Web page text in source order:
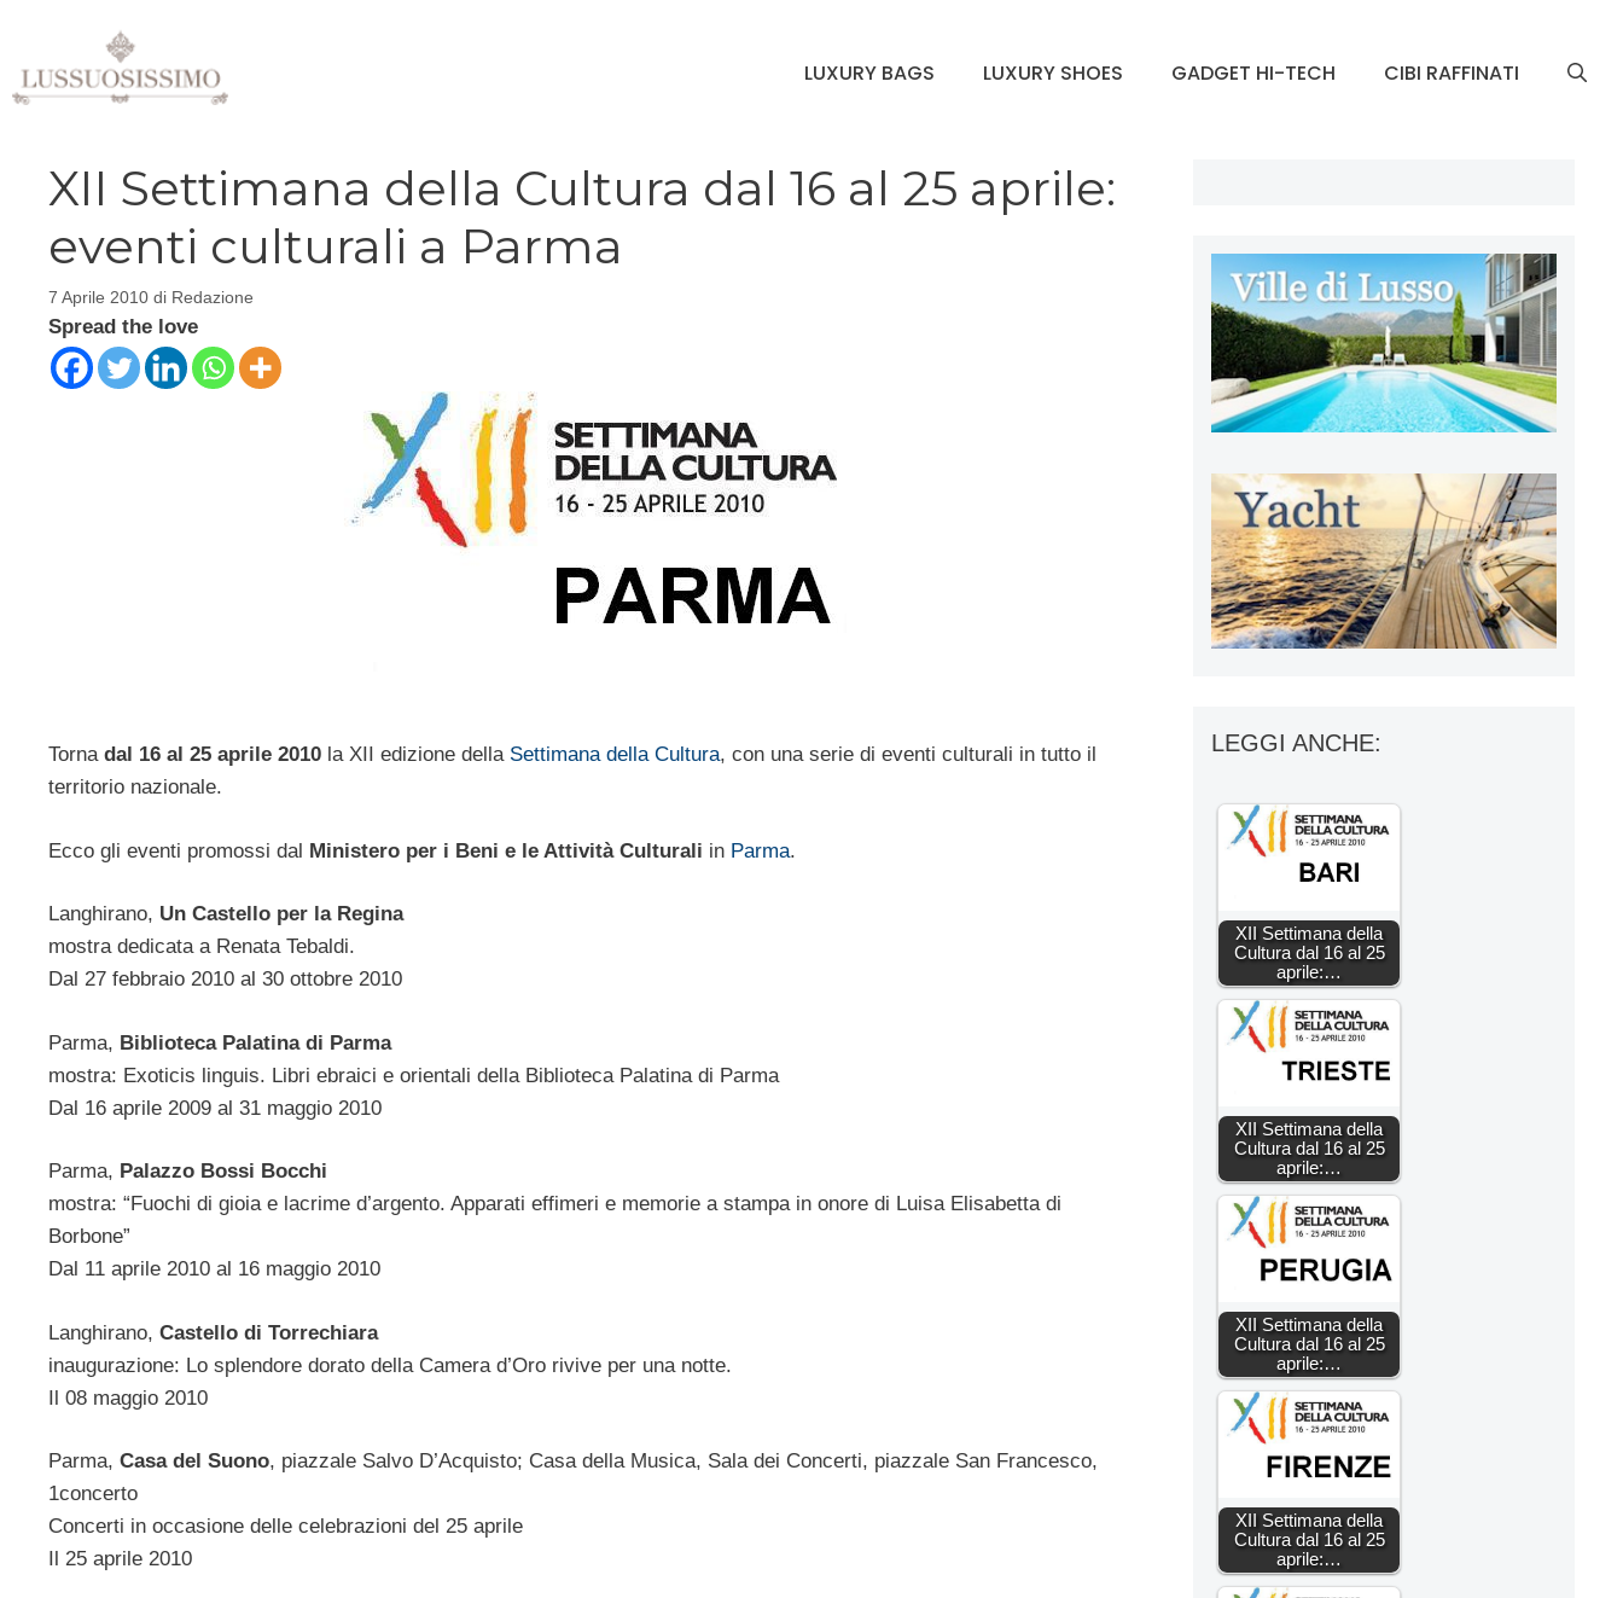
contenuto
LUXURY BAGS LUXURY SHOES GADGET HI-TECH CIBI RAFFINATI
XII Settimana della Cultura dal 16 al 25 aprile:
eventi culturali a Parma
7 Aprile 2010 di Redazione
Spread the love
Torna dal 16 al 25 aprile 2010 la XII edizione della Settimana della Cultura, con una serie di eventi culturali in tutto il
territorio nazionale.
Ecco gli eventi promossi dal Ministero per i Beni e le Attività Culturali in Parma.
Langhirano, Un Castello per la Regina
mostra dedicata a Renata Tebaldi.
Dal 27 febbraio 2010 al 30 ottobre 2010
Parma, Biblioteca Palatina di Parma
mostra: Exoticis linguis. Libri ebraici e orientali della Biblioteca Palatina di Parma
Dal 16 aprile 2009 al 31 maggio 2010
Parma, Palazzo Bossi Bocchi
mostra: “Fuochi di gioia e lacrime d’argento. Apparati effimeri e memorie a stampa in onore di Luisa Elisabetta di
Borbone”
Dal 11 aprile 2010 al 16 maggio 2010
Langhirano, Castello di Torrechiara
inaugurazione: Lo splendore dorato della Camera d’Oro rivive per una notte.
Il 08 maggio 2010
Parma, Casa del Suono, piazzale Salvo D’Acquisto; Casa della Musica, Sala dei Concerti, piazzale San Francesco,
1concerto
Concerti in occasione delle celebrazioni del 25 aprile
Il 25 aprile 2010
LEGGI ANCHE:
XII Settimana della
Cultura dal 16 al 25
aprile:…
XII Settimana della
Cultura dal 16 al 25
aprile:…
XII Settimana della
Cultura dal 16 al 25
aprile:…
XII Settimana della
Cultura dal 16 al 25
aprile:…